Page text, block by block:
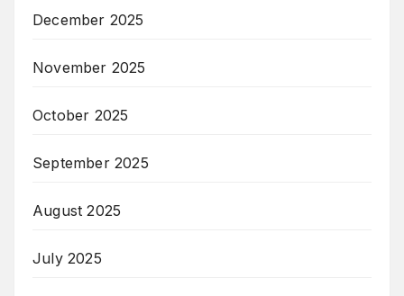
December 2025
November 2025
October 2025
September 2025
August 2025
July 2025